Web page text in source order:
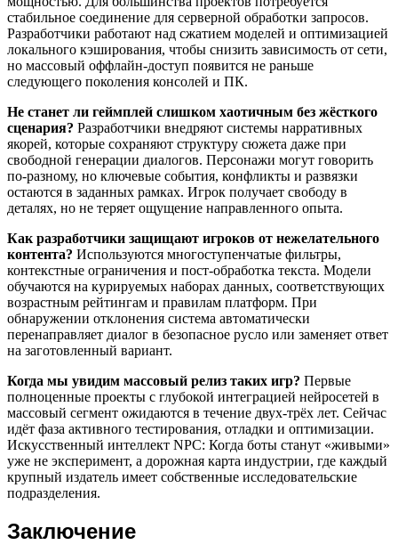
стабильное соединение для серверной обработки запросов.
Разработчики работают над сжатием моделей и оптимизацией
локального кэширования, чтобы снизить зависимость от сети,
но массовый оффлайн-доступ появится не раньше
следующего поколения консолей и ПК.
Не станет ли геймплей слишком хаотичным без жёсткого
сценария? Разработчики внедряют системы нарративных
якорей, которые сохраняют структуру сюжета даже при
свободной генерации диалогов. Персонажи могут говорить
по-разному, но ключевые события, конфликты и развязки
остаются в заданных рамках. Игрок получает свободу в
деталях, но не теряет ощущение направленного опыта.
Как разработчики защищают игроков от нежелательного
контента? Используются многоступенчатые фильтры,
контекстные ограничения и пост-обработка текста. Модели
обучаются на курируемых наборах данных, соответствующих
возрастным рейтингам и правилам платформ. При
обнаружении отклонения система автоматически
перенаправляет диалог в безопасное русло или заменяет ответ
на заготовленный вариант.
Когда мы увидим массовый релиз таких игр? Первые
полноценные проекты с глубокой интеграцией нейросетей в
массовый сегмент ожидаются в течение двух-трёх лет. Сейчас
идёт фаза активного тестирования, отладки и оптимизации.
Искусственный интеллект NPC: Когда боты станут «живыми»
уже не эксперимент, а дорожная карта индустрии, где каждый
крупный издатель имеет собственные исследовательские
подразделения.
Заключение